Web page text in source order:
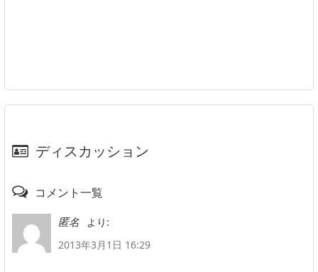
ディスカッション
コメント一覧
匿名
より:
2013年3月1日 16:29